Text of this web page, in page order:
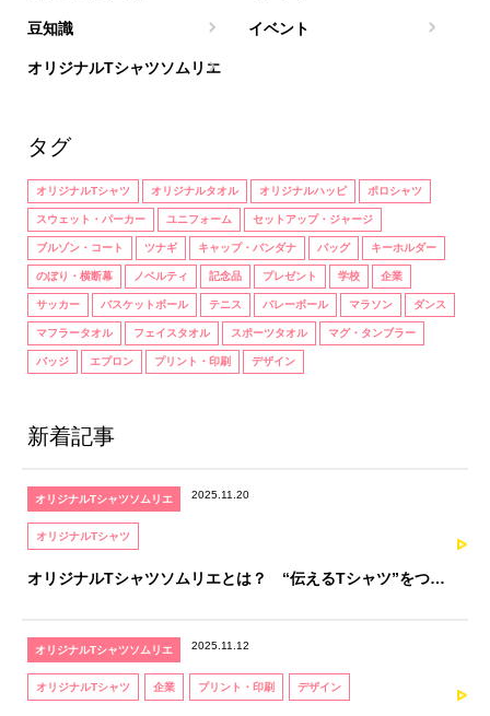
豆知識 イベント
オリジナルTシャツソムリエ
タグ
オリジナルTシャツ オリジナルタオル オリジナルハッピ ポロシャツ
スウェット・パーカー ユニフォーム セットアップ・ジャージ
ブルゾン・コート ツナギ キャップ・バンダナ バッグ キーホルダー
のぼり・横断幕 ノベルティ 記念品 プレゼント 学校 企業
サッカー バスケットボール テニス バレーボール マラソン ダンス
マフラータオル フェイスタオル スポーツタオル マグ・タンブラー
バッジ エプロン プリント・印刷 デザイン
新着記事
オリジナルTシャツソムリエ 2025.11.20
オリジナルTシャツ
オリジナルTシャツソムリエとは？ “伝えるTシャツ”をつく
オリジナルTシャツソムリエ 2025.11.12
オリジナルTシャツ 企業 プリント・印刷 デザイン